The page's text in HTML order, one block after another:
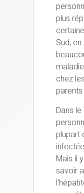
plus
Sud,
chez
Dans
plupart
Mais il
savoir